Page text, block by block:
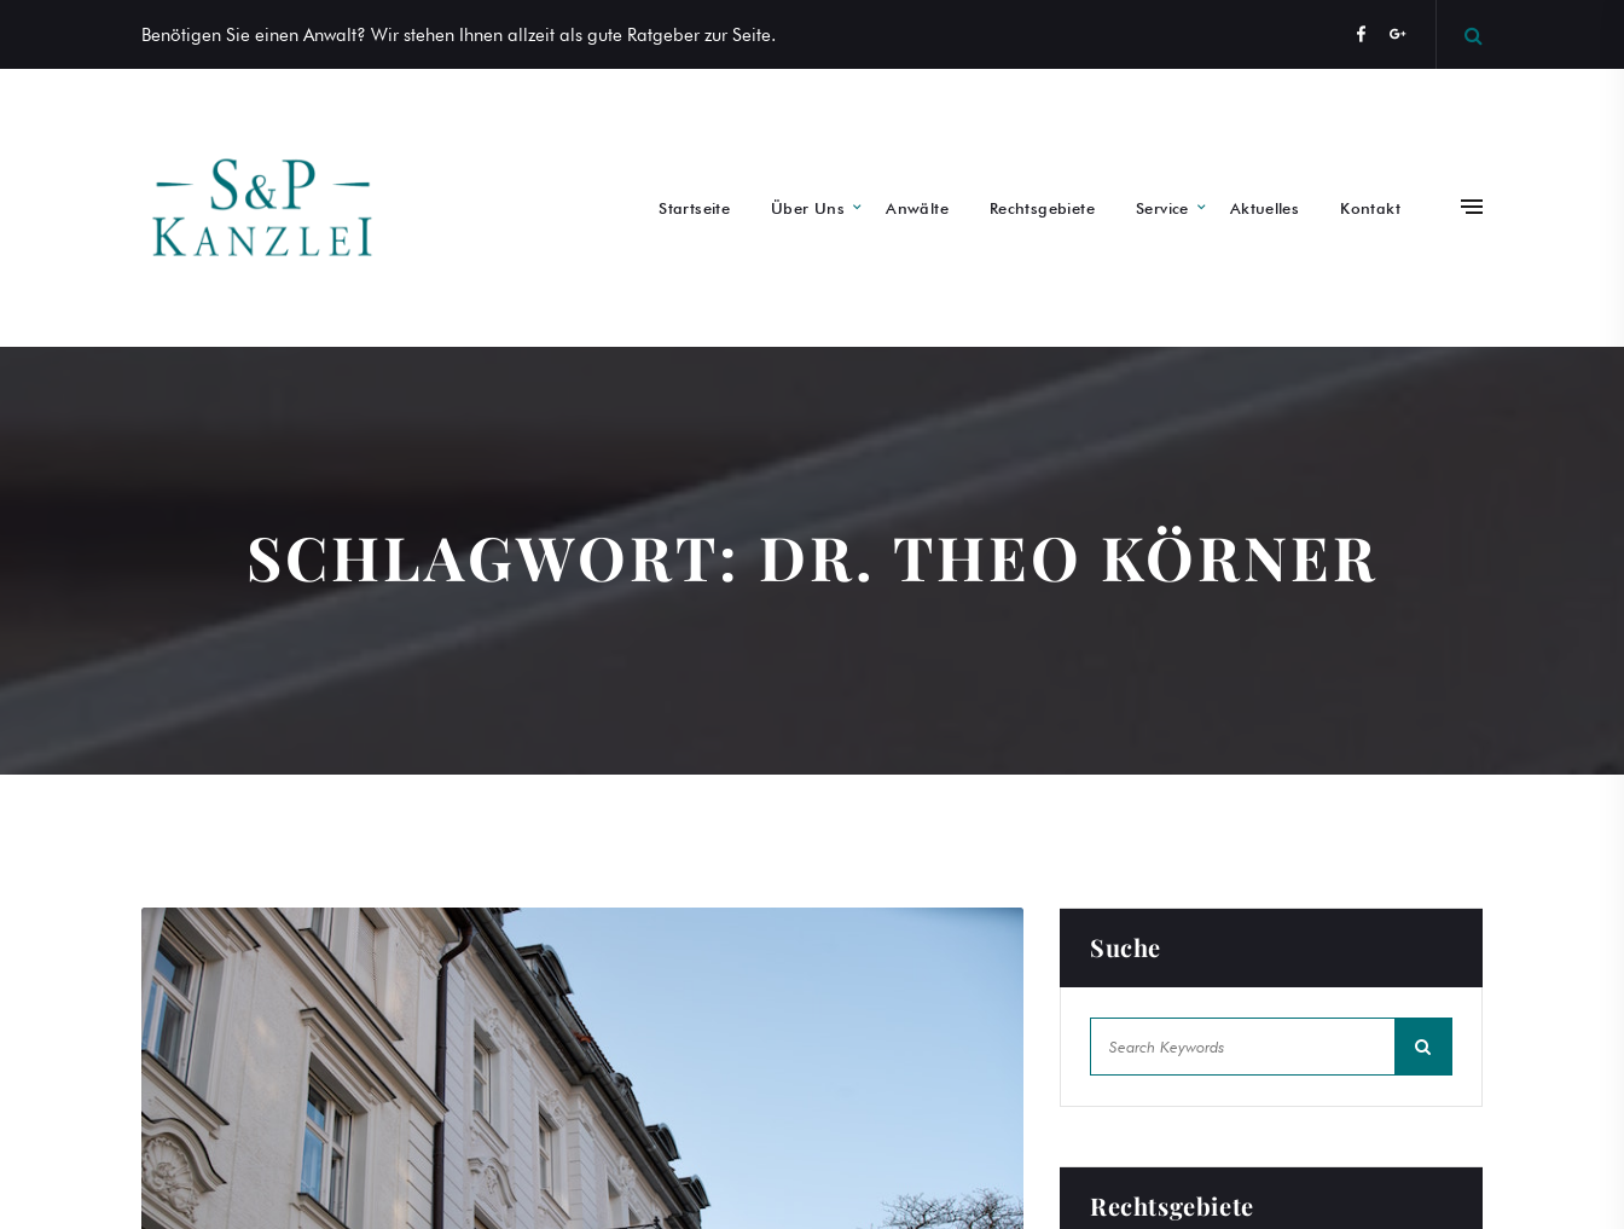
Benötigen Sie einen Anwalt? Wir stehen Ihnen allzeit als gute Ratgeber zur Seite.
Startseite Über Uns Anwälte Rechtsgebiete Service Aktuelles Kontakt
SCHLAGWORT: DR. THEO KÖRNER
Suche
Rechtsgebiete